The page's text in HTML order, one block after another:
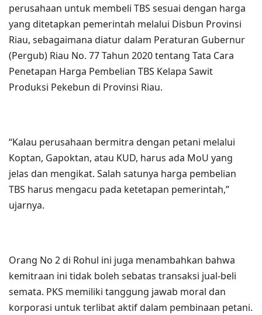
perusahaan untuk membeli TBS sesuai dengan harga
yang ditetapkan pemerintah melalui Disbun Provinsi
Riau, sebagaimana diatur dalam Peraturan Gubernur
(Pergub) Riau No. 77 Tahun 2020 tentang Tata Cara
Penetapan Harga Pembelian TBS Kelapa Sawit
Produksi Pekebun di Provinsi Riau.
“Kalau perusahaan bermitra dengan petani melalui
Koptan, Gapoktan, atau KUD, harus ada MoU yang
jelas dan mengikat. Salah satunya harga pembelian
TBS harus mengacu pada ketetapan pemerintah,”
ujarnya.
Orang No 2 di Rohul ini juga menambahkan bahwa
kemitraan ini tidak boleh sebatas transaksi jual-beli
semata. PKS memiliki tanggung jawab moral dan
korporasi untuk terlibat aktif dalam pembinaan petani.